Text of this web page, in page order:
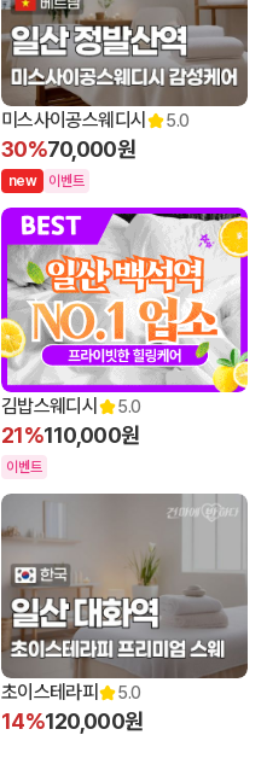
미스사이공스웨디시 5.0
30%70,000원
new 이벤트
김밥스웨디시 5.0
21%110,000원
이벤트
초이스테라피 5.0
14%120,000원